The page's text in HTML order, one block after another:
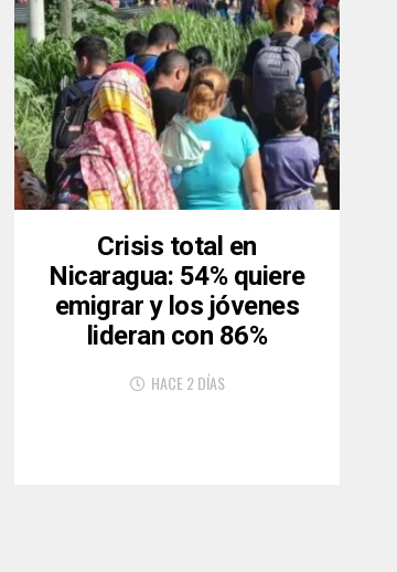
Crisis total en
Nicaragua: 54% quiere
emigrar y los jóvenes
lideran con 86%
HACE 2 DÍAS